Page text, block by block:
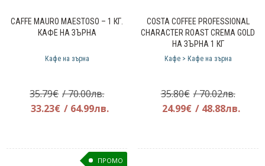
CAFFE MAURO MAESTOSO – 1 КГ.
КАФЕ НА ЗЪРНА
Кафе на зърна
35.79€ / 70.00лв.Original
price
33.23€ / 64.99лв.Текущата
33.23€.
COSTA COFFEE PROFESSIONAL
CHARACTER ROAST CREMA GOLD
НА ЗЪРНА 1 КГ
Кафе > Кафе на зърна
35.80€ / 70.02лв.
price
24.99€ / 48.88лв.
ПРОМО